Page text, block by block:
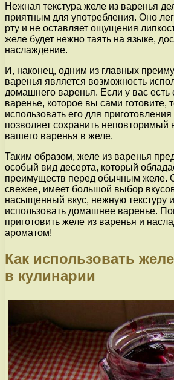
Нежная текстура желе из варенья
приятным для употребления. Оно
рту и не оставляет ощущения
желе будет нежно таять на языке,
наслаждение.
И, наконец, одним из главных
варенья является возможность
домашнего варенья. Если у вас
варенье, которое вы сами готовите,
использовать его для
позволяет сохранить неповторимый
вашего варенья в желе.
Таким образом, желе из варенья
особый вид десерта, который
преимуществ перед обычным желе.
свежее, имеет большой выбор
насыщенный вкус, нежную текстуру
использовать домашнее варенье.
приготовить желе из варенья и
ароматом!
Как использовать
в кулинарии